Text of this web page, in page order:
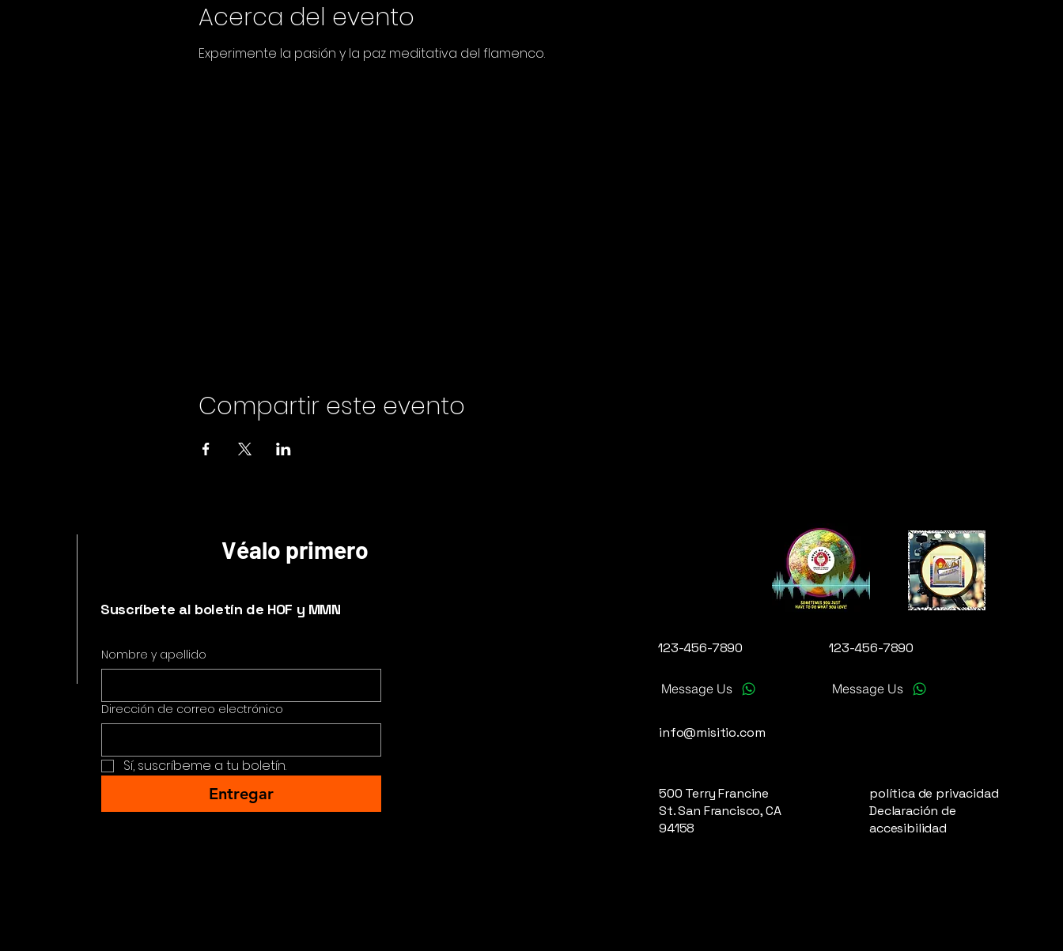
Acerca del evento
Experimente la pasión y la paz meditativa del flamenco.
Compartir este evento
Suscríbete al boletín de HOF y MMN
Nombre y apellido
Dirección de correo electrónico
Sí, suscríbeme a tu boletín.
Entregar
123-456-7890
Message Us
123-456-7890
Message Us
info@misitio.com
500 Terry Francine
St. San Francisco, CA
94158
política de privacidad
Declaración de
accesibilidad
Véalo primero